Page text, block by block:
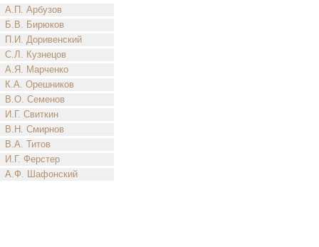
А.П. Арбузов
Б.В. Бирюков
П.И. Доривенский
С.Л. Кузнецов
А.Я. Марченко
К.А. Орешников
В.О. Семенов
И.Г. Свиткин
В.Н. Смирнов
В.А. Титов
И.Г. Ферстер
А.Ф. Шафонский